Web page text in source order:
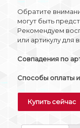
Обратите
могут быть
Рекомендуем
или артикулу для
Совпадения по
Способы оплаты и
Купить сейчас